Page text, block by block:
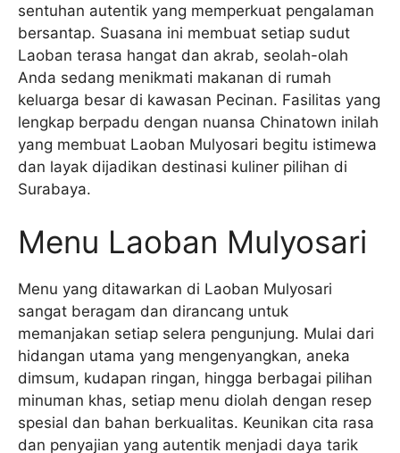
sentuhan autentik yang memperkuat pengalaman
bersantap. Suasana ini membuat setiap sudut
Laoban terasa hangat dan akrab, seolah-olah
Anda sedang menikmati makanan di rumah
keluarga besar di kawasan Pecinan. Fasilitas yang
lengkap berpadu dengan nuansa Chinatown inilah
yang membuat Laoban Mulyosari begitu istimewa
dan layak dijadikan destinasi kuliner pilihan di
Surabaya.
Menu Laoban Mulyosari
Menu yang ditawarkan di Laoban Mulyosari
sangat beragam dan dirancang untuk
memanjakan setiap selera pengunjung. Mulai dari
hidangan utama yang mengenyangkan, aneka
dimsum, kudapan ringan, hingga berbagai pilihan
minuman khas, setiap menu diolah dengan resep
spesial dan bahan berkualitas. Keunikan cita rasa
dan penyajian yang autentik menjadi daya tarik